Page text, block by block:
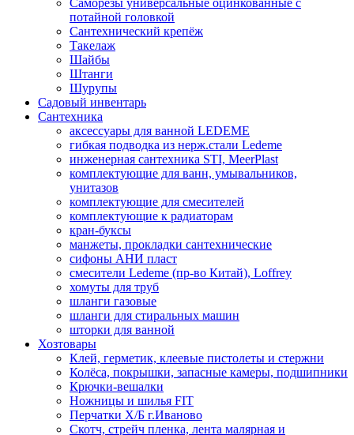
потайной головкой
Сантехнический крепёж
Такелаж
Шайбы
Штанги
Шурупы
Садовый инвентарь
Сантехника
аксессуары для ванной LEDEME
гибкая подводка из нерж.стали Ledeme
инженерная сантехника STI, MeerPlast
комплектующие для ванн, умывальников,
унитазов
комплектующие для смесителей
комплектующие к радиаторам
кран-буксы
манжеты, прокладки сантехнические
сифоны АНИ пласт
смесители Ledeme (пр-во Китай), Loffrey
хомуты для труб
шланги газовые
шланги для стиральных машин
шторки для ванной
Хозтовары
Клей, герметик, клеевые пистолеты и стержни
Колёса, покрышки, запасные камеры, подшипники
Крючки-вешалки
Ножницы и шилья FIT
Перчатки Х/Б г.Иваново
Скотч, стрейч пленка, лента малярная и